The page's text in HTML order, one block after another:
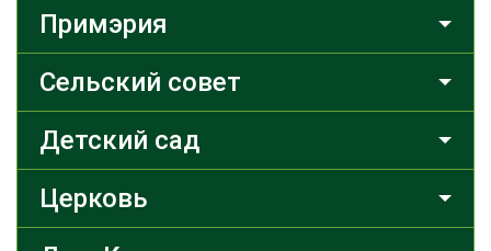
Примэрия
Сельский совет
Детский сад
Церковь